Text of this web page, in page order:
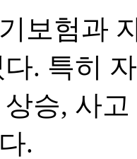
보험과
. 특히
승, 사
.